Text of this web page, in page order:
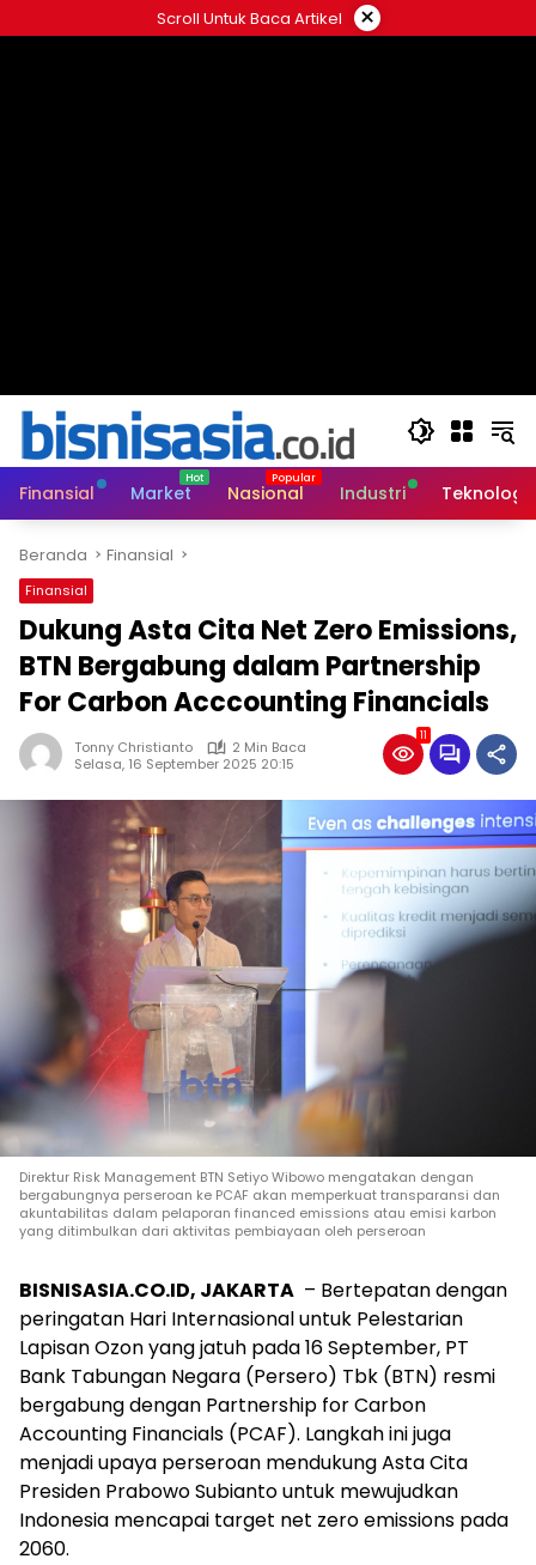
ke
Scroll Untuk Baca Artikel ×
Finansial Market Nasional Industri Teknologi
Beranda Finansial
Finansial
Dukung Asta Cita Net Zero Emissions,
BTN Bergabung dalam Partnership
For Carbon Acccounting Financials
Tonny Christianto
2 Min Baca
Selasa, 16 September 2025 20:15
11
Direktur Risk Management BTN Setiyo Wibowo mengatakan dengan
bergabungnya perseroan ke PCAF akan memperkuat transparansi dan
akuntabilitas dalam pelaporan financed emissions atau emisi karbon
yang ditimbulkan dari aktivitas pembiayaan oleh perseroan
BISNISASIA.CO.ID, JAKARTA – Bertepatan dengan
peringatan Hari Internasional untuk Pelestarian
Lapisan Ozon yang jatuh pada 16 September, PT
Bank Tabungan Negara (Persero) Tbk (BTN) resmi
bergabung dengan Partnership for Carbon
Accounting Financials (PCAF). Langkah ini juga
menjadi upaya perseroan mendukung Asta Cita
Presiden Prabowo Subianto untuk mewujudkan
Indonesia mencapai target net zero emissions pada
2060.